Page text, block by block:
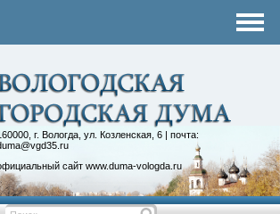
г. Вологда, ул. Козленская, 6 | почта:
сайт www.duma-vologda.ru
объединения